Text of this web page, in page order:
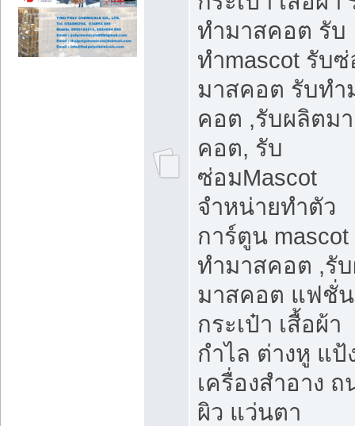
ทำมาสคอต รับ
ทำmascot รับ
มาสคอต รับทำ
คอต ,รับผลิตม
คอต, รับ
ซ่อมMascot
จำหน่ายทำตัว
การ์ตูน mascot
ทำมาสคอต ,รั
มาสคอต แฟชั่น
กระเป๋า เสื้อผ้า
กำไล ต่างหู แป้
เครื่องสำอาง
ผิว แว่นตา